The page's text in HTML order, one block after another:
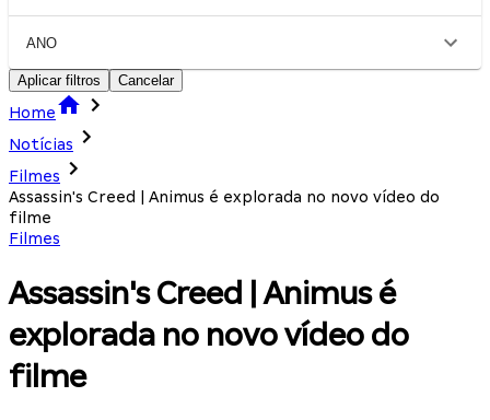
ANO
Aplicar filtros Cancelar
Home
Notícias
Filmes
Assassin's Creed | Animus é explorada no novo vídeo do
filme
Filmes
Assassin's Creed | Animus é
explorada no novo vídeo do
filme